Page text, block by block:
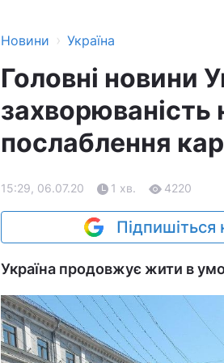
Новини › Україна
Головні новини
захворюваність
послаблення
15:29, 06.07.20 1 хв. 4220
Підпишіться
Україна продовжує жити в